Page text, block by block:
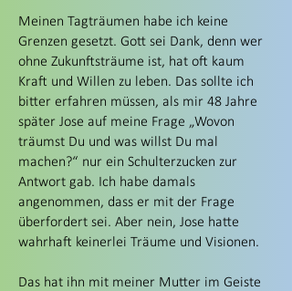
Meinen Tagträumen habe ich keine
Grenzen gesetzt. Gott sei Dank, denn wer
ohne Zukunftsträume ist, hat oft kaum
Kraft und Willen zu leben. Das sollte ich
bitter erfahren müssen, als mir 48 Jahre
später Jose auf meine Frage „Wovon
träumst Du und was willst Du mal
machen?“ nur ein Schulterzucken zur
Antwort gab. Ich habe damals
angenommen, dass er mit der Frage
überfordert sei. Aber nein, Jose hatte
wahrhaft keinerlei Träume und Visionen.
Das hat ihn mit meiner Mutter im Geiste